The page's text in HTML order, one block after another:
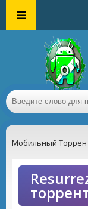
Мобильный